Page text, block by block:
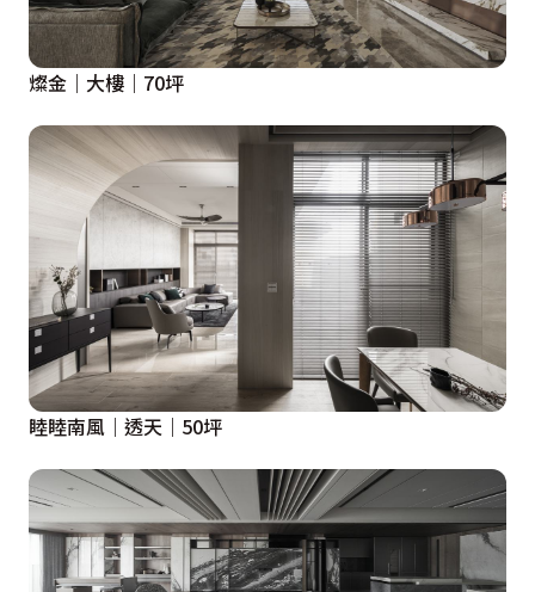
燦金｜大樓｜70坪
睦睦南風｜透天｜50坪